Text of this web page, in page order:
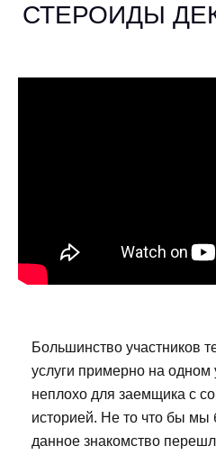
СТЕРОИДЫ
Большинство участников
услуги примерно на одном
неплохо для заемщика с
историей. Не то что бы мы
данное знакомство